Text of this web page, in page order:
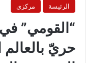
الرئيسة مركزي
“القومي”
حريّ بالعالم